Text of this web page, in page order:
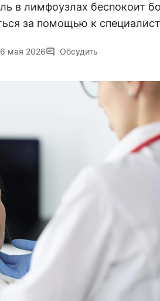
в лимфоузлах беспокоит
за помощью к
мая 2026 Обсудить